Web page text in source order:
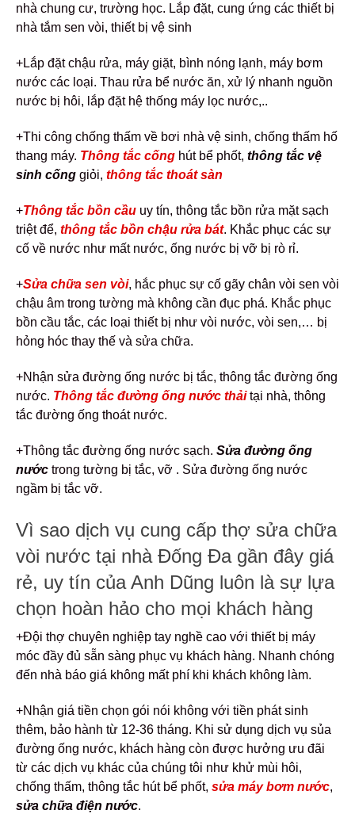
nhà chung cư, trường học. Lắp đặt, cung ứng các thiết bị
nhà tắm sen vòi, thiết bị vệ sinh
+Lắp đặt chậu rửa, máy giặt, bình nóng lạnh, máy bơm
nước các loại. Thau rửa bể nước ăn, xử lý nhanh nguồn
nước bị hôi, lắp đặt hệ thống máy lọc nước,..
+Thi công chống thấm về bơi nhà vệ sinh, chống thấm hố
thang máy. Thông tắc cống hút bể phốt, thông tắc vệ
sinh cống giỏi, thông tắc thoát sàn
+Thông tắc bồn cầu uy tín, thông tắc bồn rửa mặt sạch
triệt để, thông tắc bồn chậu rửa bát. Khắc phục các sự
cố về nước như mất nước, ống nước bị vỡ bị rò rỉ.
+Sửa chữa sen vòi, hắc phục sự cố gãy chân vòi sen vòi
chậu âm trong tường mà không cần đục phá. Khắc phục
bồn cầu tắc, các loại thiết bị như vòi nước, vòi sen,… bị
hỏng hóc thay thế và sửa chữa.
+Nhận sửa đường ống nước bị tắc, thông tắc đường ống
nước. Thông tắc đường ống nước thảitại nhà, thông
tắc đường ống thoát nước.
+Thông tắc đường ống nước sạch. Sửa đường ống
nước trong tường bị tắc, vỡ . Sửa đường ống nước
ngầm bị tắc vỡ.
Vì sao dịch vụ cung cấp thợ sửa chữa
vòi nước tại nhà Đống Đa gần đây giá
rẻ, uy tín của Anh Dũng luôn là sự lựa
chọn hoàn hảo cho mọi khách hàng
+Đội thợ chuyên nghiệp tay nghề cao với thiết bị máy
móc đầy đủ sẵn sàng phục vụ khách hàng. Nhanh chóng
đến nhà báo giá không mất phí khi khách không làm.
+Nhận giá tiền chọn gói nói không với tiền phát sinh
thêm, bảo hành từ 12-36 tháng. Khi sử dụng dịch vụ sủa
đường ống nước, khách hàng còn được hưởng ưu đãi
từ các dịch vụ khác của chúng tôi như khử mùi hôi,
chống thấm, thông tắc hút bể phốt, sửa máy bơm nước,
sửa chữa điện nước.